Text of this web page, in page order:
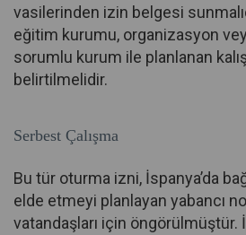
vasilerinden izin belgesi
eğitim kurumu, organizasyon
sorumlu kurum ile planlanan
belirtilmelidir.
Serbest Çalışma
Bu tür oturma izni, İspanya’da
elde etmeyi planlayan yabancı
vatandaşları için öngörülmüştür.